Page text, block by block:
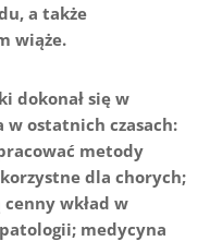
a także
wiąże.
dokonał się w
w ostatnich czasach:
metody
dla chorych;
wkład w
medycyna